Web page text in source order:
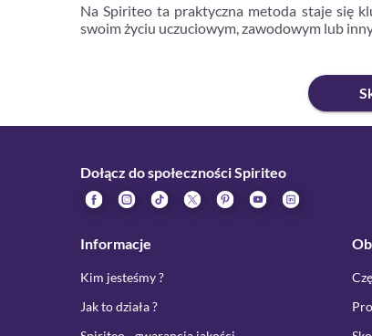
Na Spiriteo ta praktyczna metoda staje się
swoim życiu uczuciowym, zawodowym lub
Dołącz do społeczności Spiriteo
Informacje
Kim jesteśmy ?
Jak to działa ?